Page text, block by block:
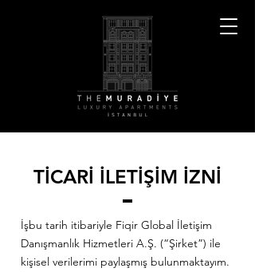
TİCARİ İLETİŞİM İZNİ
İşbu tarih itibariyle Fiqir Global İletişim
Danışmanlık Hizmetleri A.Ş. (“Şirket”) ile
kişisel verilerimi paylaşmış bulunmaktayım.